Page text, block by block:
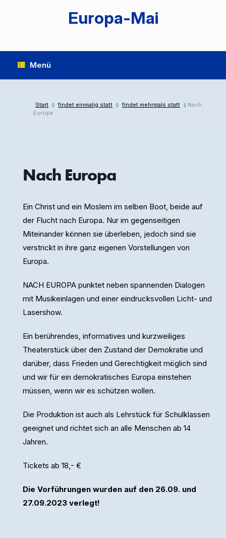
Europa-Mai
Menü
Start findet einmalig statt findet mehrmals statt
Nach
Europa
Nach Europa
Ein Christ und ein Moslem im selben Boot, beide auf
der Flucht nach Europa. Nur im gegenseitigen
Miteinander können sie überleben, jedoch sind sie
verstrickt in ihre ganz eigenen Vorstellungen von
Europa.
NACH EUROPA punktet neben spannenden Dialogen
mit Musikeinlagen und einer eindrucksvollen Licht- und
Lasershow.
Ein berührendes, informatives und kurzweiliges
Theaterstück über den Zustand der Demokratie und
darüber, dass Frieden und Gerechtigkeit möglich sind
und wir für ein demokratisches Europa einstehen
müssen, wenn wir es schützen wollen.
Die Produktion ist auch als Lehrstück für Schulklassen
geeignet und richtet sich an alle Menschen ab 14
Jahren.
Tickets ab 18,- €
Die Vorführungen wurden auf den 26.09. und
27.09.2023 verlegt!